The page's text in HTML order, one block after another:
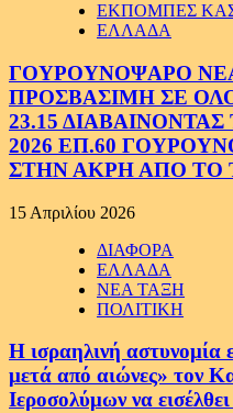
ΕΚΠΟΜΠΕΣ
ΕΛΛΑΔΑ
ΓΟΥΡΟΥΝΟΨΑΡΟ
ΠΡΟΣΒΑΣΙΜΗ ΣΕ
23.15
2026 ΕΠ.60
ΣΤΗΝ ΑΚΡΗ ΑΠΟ ΤΟ
15 Απριλίου 2026
ΔΙΑΦΟΡΑ
ΕΛΛΑΔΑ
ΝΕΑ ΤΑΞΗ
ΠΟΛΙΤΙΚΗ
Η ισραηλινή αστυνομία
μετά από αιώνες» τον
Ιεροσολύμων να